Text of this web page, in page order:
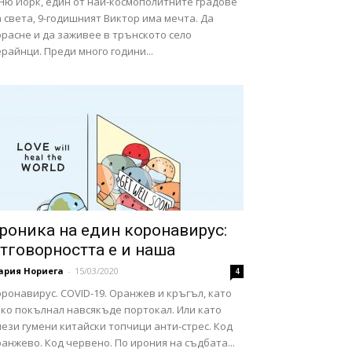
света, 9-годишният Виктор има мечта. Да
и да заживее в трънското село
Преди много години...
на един коронавирус:
е и наша
Нориега - 15/03/2020 4
COVID-19. Оранжев и кръгъл, като
покълнал навсякъде портокал. Или като
гумени китайски топчици анти-стрес. Код
Код червено. По ирония на съдбата...